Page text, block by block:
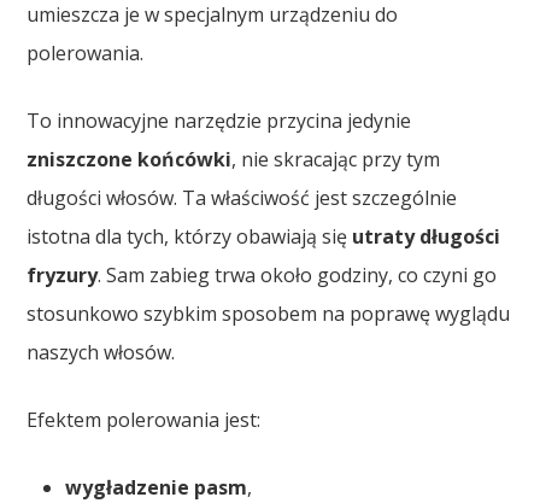
umieszcza je w specjalnym urządzeniu do
polerowania.
To innowacyjne narzędzie przycina jedynie
zniszczone końcówki, nie skracając przy tym
długości włosów. Ta właściwość jest szczególnie
istotna dla tych, którzy obawiają się utraty długości
fryzury. Sam zabieg trwa około godziny, co czyni go
stosunkowo szybkim sposobem na poprawę wyglądu
naszych włosów.
Efektem polerowania jest:
wygładzenie pasm,